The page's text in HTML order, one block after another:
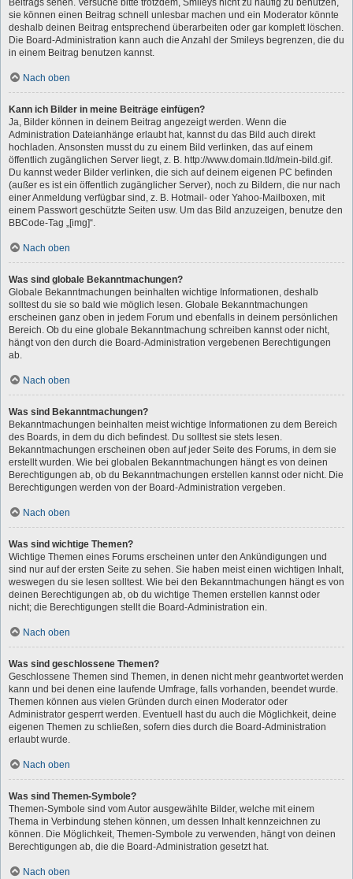
Beitrags sehen. Versuche bitte trotzdem, Smileys nicht zu häufig zu benutzen,
sie können einen Beitrag schnell unlesbar machen und ein Moderator könnte
deshalb deinen Beitrag entsprechend überarbeiten oder gar komplett löschen.
Die Board-Administration kann auch die Anzahl der Smileys begrenzen, die du
in einem Beitrag benutzen kannst.
Nach oben
Kann ich Bilder in meine Beiträge einfügen?
Ja, Bilder können in deinem Beitrag angezeigt werden. Wenn die
Administration Dateianhänge erlaubt hat, kannst du das Bild auch direkt
hochladen. Ansonsten musst du zu einem Bild verlinken, das auf einem
öffentlich zugänglichen Server liegt, z. B. http://www.domain.tld/mein-bild.gif.
Du kannst weder Bilder verlinken, die sich auf deinem eigenen PC befinden
(außer es ist ein öffentlich zugänglicher Server), noch zu Bildern, die nur nach
einer Anmeldung verfügbar sind, z. B. Hotmail- oder Yahoo-Mailboxen, mit
einem Passwort geschützte Seiten usw. Um das Bild anzuzeigen, benutze den
BBCode-Tag „[img]“.
Nach oben
Was sind globale Bekanntmachungen?
Globale Bekanntmachungen beinhalten wichtige Informationen, deshalb
solltest du sie so bald wie möglich lesen. Globale Bekanntmachungen
erscheinen ganz oben in jedem Forum und ebenfalls in deinem persönlichen
Bereich. Ob du eine globale Bekanntmachung schreiben kannst oder nicht,
hängt von den durch die Board-Administration vergebenen Berechtigungen
ab.
Nach oben
Was sind Bekanntmachungen?
Bekanntmachungen beinhalten meist wichtige Informationen zu dem Bereich
des Boards, in dem du dich befindest. Du solltest sie stets lesen.
Bekanntmachungen erscheinen oben auf jeder Seite des Forums, in dem sie
erstellt wurden. Wie bei globalen Bekanntmachungen hängt es von deinen
Berechtigungen ab, ob du Bekanntmachungen erstellen kannst oder nicht. Die
Berechtigungen werden von der Board-Administration vergeben.
Nach oben
Was sind wichtige Themen?
Wichtige Themen eines Forums erscheinen unter den Ankündigungen und
sind nur auf der ersten Seite zu sehen. Sie haben meist einen wichtigen Inhalt,
weswegen du sie lesen solltest. Wie bei den Bekanntmachungen hängt es von
deinen Berechtigungen ab, ob du wichtige Themen erstellen kannst oder
nicht; die Berechtigungen stellt die Board-Administration ein.
Nach oben
Was sind geschlossene Themen?
Geschlossene Themen sind Themen, in denen nicht mehr geantwortet werden
kann und bei denen eine laufende Umfrage, falls vorhanden, beendet wurde.
Themen können aus vielen Gründen durch einen Moderator oder
Administrator gesperrt werden. Eventuell hast du auch die Möglichkeit, deine
eigenen Themen zu schließen, sofern dies durch die Board-Administration
erlaubt wurde.
Nach oben
Was sind Themen-Symbole?
Themen-Symbole sind vom Autor ausgewählte Bilder, welche mit einem
Thema in Verbindung stehen können, um dessen Inhalt kennzeichnen zu
können. Die Möglichkeit, Themen-Symbole zu verwenden, hängt von deinen
Berechtigungen ab, die die Board-Administration gesetzt hat.
Nach oben